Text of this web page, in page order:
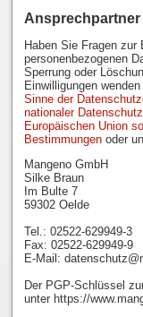
Haben Sie Fragen zur
personenbezogenen
Sperrung oder
Einwilligungen
Sinne der
nationaler
Europäischen Union
Bestimmungenoder
Mangeno GmbH
Silke Braun
Im Bulte 7
59302 Oelde
Tel.: 02522-629949-3
Fax: 02522-629949-9
E-Mail:
Der PGP-Schlüssel
unter https://